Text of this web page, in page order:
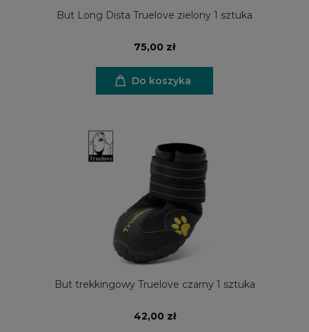
But Long Dista Truelove zielony 1 sztuka
75,00 zł
Do koszyka
But trekkingowy Truelove czarny 1 sztuka
42,00 zł